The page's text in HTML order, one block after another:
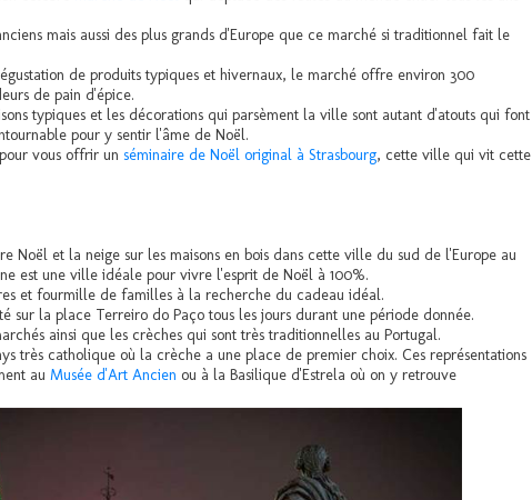
mais aussi des plus grands d'Europe que ce marché si traditionnel fait le
de produits typiques et hivernaux, le marché offre environ 300
de pain d'épice.
typiques et les décorations qui parsèment la ville sont autant d'atouts qui font
pour y sentir l'âme de Noël.
vous offrir un séminaire de Noël original à Strasbourg, cette ville qui vit cette
Noël et la neige sur les maisons en bois dans cette ville du sud de l'Europe au
est une ville idéale pour vivre l'esprit de Noël à 100%.
et fourmille de familles à la recherche du cadeau idéal.
sur la place Terreiro do Paço tous les jours durant une période donnée.
ainsi que les crèches qui sont très traditionnelles au Portugal.
très catholique où la crèche a une place de premier choix. Ces représentations
au Musée d'Art Ancien ou à la Basilique d'Estrela où on y retrouve